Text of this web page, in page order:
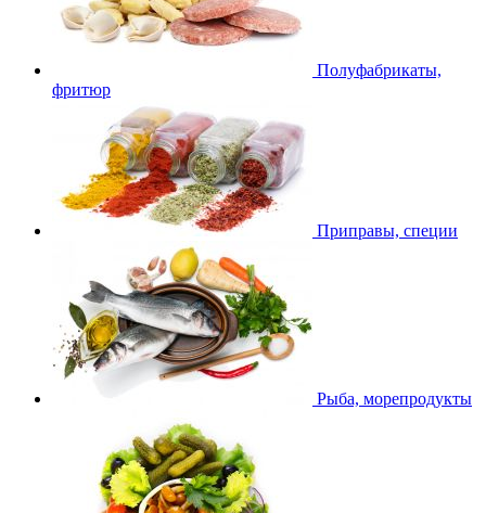
Полуфабрикаты,
фритюр
Приправы, специи
Рыба, морепродукты